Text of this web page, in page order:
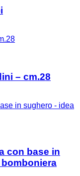
– cm.28
con base in